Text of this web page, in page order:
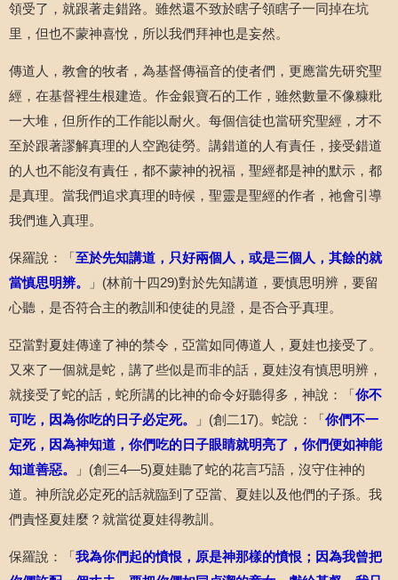
領受了，就跟著走錯路。雖然還不致於瞎子領瞎子一同掉在坑
里，但也不蒙神喜悅，所以我們拜神也是妄然。
傳道人，教會的牧者，為基督傳福音的使者們，更應當先研究聖
經，在基督裡生根建造。作金銀寶石的工作，雖然數量不像糠粃
一大堆，但所作的工作能以耐火。每個信徒也當研究聖經，才不
至於跟著謬解真理的人空跑徒勞。講錯道的人有責任，接受錯道
的人也不能沒有責任，都不蒙神的祝福，聖經都是神的默示，都
是真理。當我們追求真理的時候，聖靈是聖經的作者，祂會引導
我們進入真理。
保羅說：「 至於先知講道，只好兩個人，或是三個人，其餘的就
當慎思明辨。
」 (林前十四29)對於先知講道，要慎思明辨，要留
心聽，是否符合主的教訓和使徒的見證，是否合乎真理。
亞當對夏娃傳達了神的禁令，亞當如同傳道人，夏娃也接受了。
又來了一個就是蛇，講了些似是而非的話，夏娃沒有慎思明辨，
就接受了蛇的話，蛇所講的比神的命令好聽得多，神說：「 你不
可吃，因為你吃的日子必定死。
」 (創二17)。蛇說：「 你們不一
定死，因為神知道，你們吃的日子眼睛就明亮了，你們便如神能
知道善惡。
」 (創三4—5)夏娃聽了蛇的花言巧語，沒守住神的
道。神所說必定死的話就臨到了亞當、夏娃以及他們的子孫。我
們責怪夏娃麼？就當從夏娃得教訓。
保羅說：「 我為你們起的憤恨，原是神那樣的憤恨；因為我曾把